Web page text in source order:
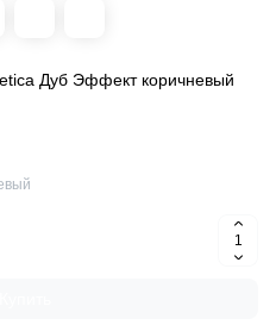
Дуб Эффект коричневый